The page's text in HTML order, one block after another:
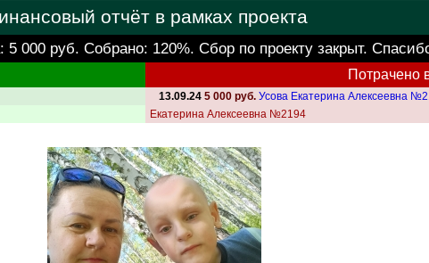
отчёт в рамках проекта
5 000 руб. Собрано: 120%. Сбор по проекту закрыт.
Потрачено
13.09.24 5 000 руб. Усова Екатерина Алексеевна
Екатерина Алексеевна №2194